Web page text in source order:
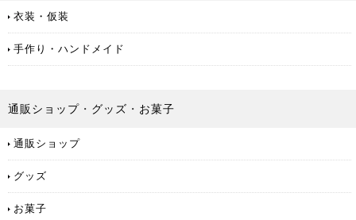
衣装・仮装
手作り・ハンドメイド
通販ショップ ・ グッズ ・ お菓子
通販ショップ
グッズ
お菓子